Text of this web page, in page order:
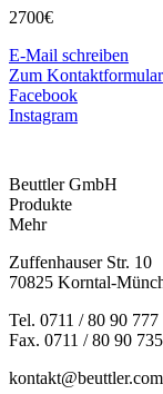
2700€
E-Mail schreiben
Zum Kontaktformular
Facebook
Instagram
Beuttler GmbH
Produkte
Mehr
Zuffenhauser Str. 10
70825 Korntal-
Tel. 0711 / 80 90 777
Fax. 0711 / 80 90 735
kontakt@beuttler.com